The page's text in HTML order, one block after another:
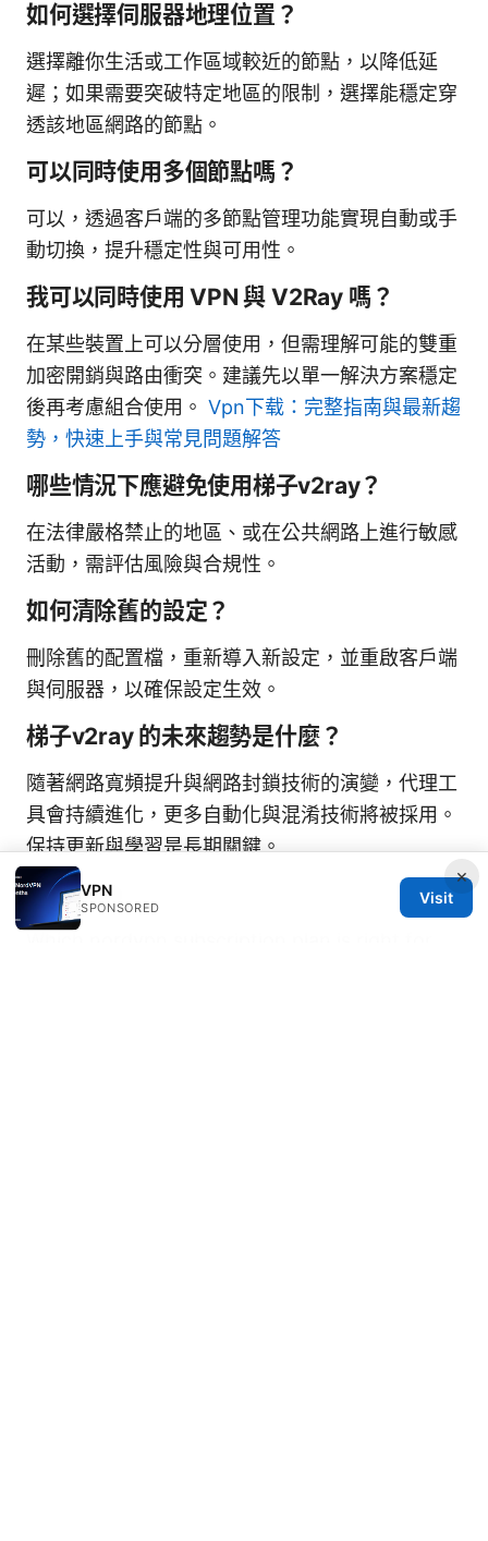
如何選擇伺服器地理位置？
選擇離你生活或工作區域較近的節點，以降低延
遲；如果需要突破特定地區的限制，選擇能穩定穿
透該地區網路的節點。
可以同時使用多個節點嗎？
可以，透過客戶端的多節點管理功能實現自動或手
動切換，提升穩定性與可用性。
我可以同時使用 VPN 與 V2Ray 嗎？
在某些裝置上可以分層使用，但需理解可能的雙重
加密開銷與路由衝突。建議先以單一解決方案穩定
後再考慮組合使用。 Vpn下载：完整指南與最新趨
勢，快速上手與常見問題解答
哪些情況下應避免使用梯子v2ray？
在法律嚴格禁止的地區、或在公共網路上進行敏感
活動，需評估風險與合規性。
如何清除舊的設定？
刪除舊的配置檔，重新導入新設定，並重啟客戶端
與伺服器，以確保設定生效。
梯子v2ray 的未來趨勢是什麼？
隨著網路寬頻提升與網路封鎖技術的演變，代理工
具會持續進化，更多自動化與混淆技術將被採用。
保持更新與學習是長期關鍵。
Sources:
×
VPN
SPONSORED
Visit